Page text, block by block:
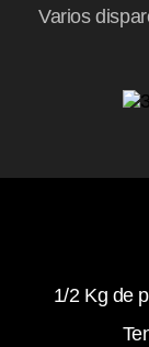
Varios
1/2 Kg de